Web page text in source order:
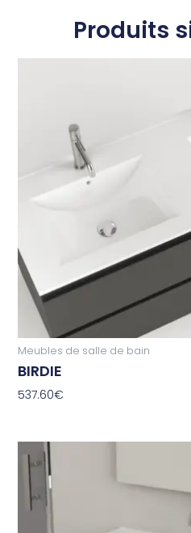
Produits
Meubles de salle de bain
BIRDIE
537.60€